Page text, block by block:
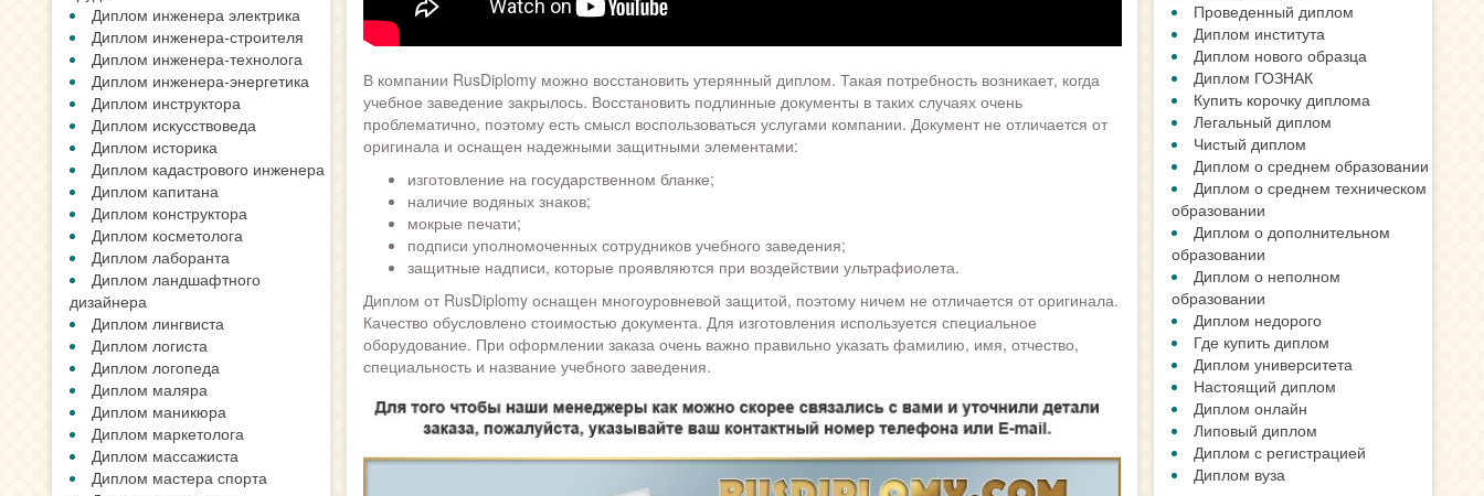
Диплом инженера электрика
Диплом инженера-строителя
Диплом инженера-технолога
Диплом инженера-энергетика
Диплом инструктора
Диплом искусствоведа
Диплом историка
Диплом кадастрового инженера
Диплом капитана
Диплом конструктора
Диплом косметолога
Диплом лаборанта
Диплом ландшафтного
дизайнера
Диплом лингвиста
Диплом логиста
Диплом логопеда
Диплом маляра
Диплом маникюра
Диплом маркетолога
Диплом массажиста
Диплом мастера спорта
В компании RusDiplomy можно восстановить утерянный диплом. Такая потребность возникает, когда
учебное заведение закрылось. Восстановить подлинные документы в таких случаях очень
проблематично, поэтому есть смысл воспользоваться услугами компании. Документ не отличается от
оригинала и оснащен надежными защитными элементами:
изготовление на государственном бланке;
наличие водяных знаков;
мокрые печати;
подписи уполномоченных сотрудников учебного заведения;
защитные надписи, которые проявляются при воздействии ультрафиолета.
Диплом от RusDiplomy оснащен многоуровневой защитой, поэтому ничем не отличается от оригинала.
Качество обусловлено стоимостью документа. Для изготовления используется специальное
оборудование. При оформлении заказа очень важно правильно указать фамилию, имя, отчество,
специальность и название учебного заведения.
Проведенный диплом
Диплом института
Диплом нового образца
Диплом ГОЗНАК
Купить корочку диплома
Легальный диплом
Чистый диплом
Диплом о среднем образовании
Диплом о среднем техническом
образовании
Диплом о дополнительном
образовании
Диплом о неполном
образовании
Диплом недорого
Где купить диплом
Диплом университета
Настоящий диплом
Диплом онлайн
Липовый диплом
Диплом с регистрацией
Диплом вуза